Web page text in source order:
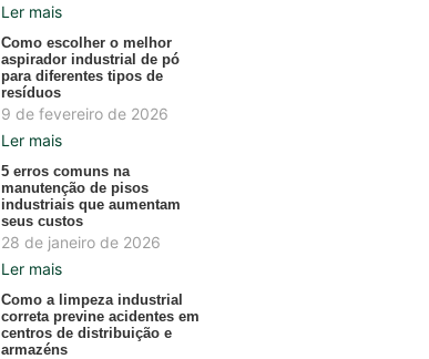
Ler mais
Como escolher o melhor
aspirador industrial de pó
para diferentes tipos de
resíduos
9 de fevereiro de 2026
Ler mais
5 erros comuns na
manutenção de pisos
industriais que aumentam
seus custos
28 de janeiro de 2026
Ler mais
Como a limpeza industrial
correta previne acidentes em
centros de distribuição e
armazéns